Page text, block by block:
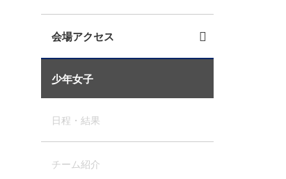
会場アクセス
少年女子
日程・結果
チーム紹介